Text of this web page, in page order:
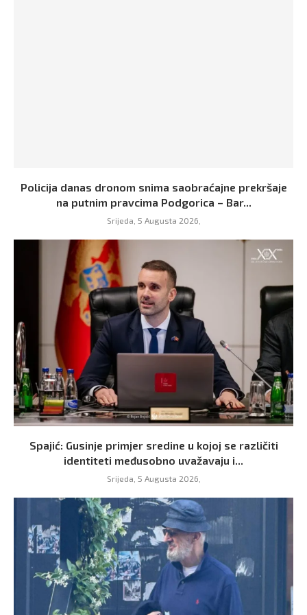
Policija danas dronom snima saobraćajne prekršaje
na putnim pravcima Podgorica – Bar...
Srijeda, 5 Augusta 2026,
Spajić: Gusinje primjer sredine u kojoj se različiti
identiteti međusobno uvažavaju i...
Srijeda, 5 Augusta 2026,